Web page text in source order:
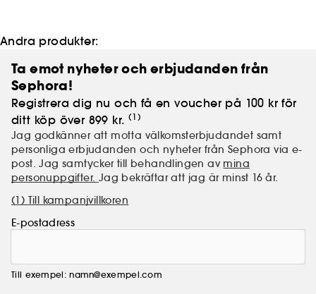
återfuktar och stärker hår och hårbotten.
Andra produkter:
Ta emot nyheter och erbjudanden från
Sephora!
Registrera dig nu och få en voucher på 100 kr för
ditt köp över 899 kr. (1)
Jag godkänner att motta välkomsterbjudandet samt
personliga erbjudanden och nyheter från Sephora via e-
post. Jag samtycker till behandlingen av mina
personuppgifter. Jag bekräftar att jag är minst 16 år.
(1) Till kampanjvillkoren
E-postadress
Till exempel: namn@exempel.com